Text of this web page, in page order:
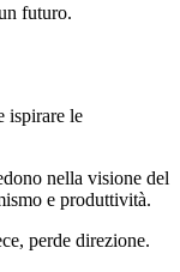
futuro.
ispirare le
nella visione del
e produttività.
perde direzione.